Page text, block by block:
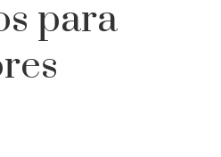
para